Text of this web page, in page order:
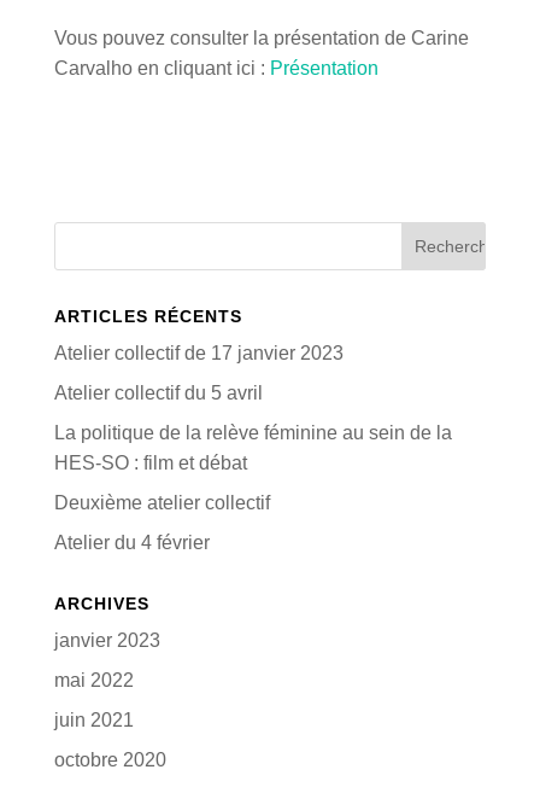
Vous pouvez consulter la présentation de Carine
Carvalho en cliquant ici : Présentation
ARTICLES RÉCENTS
Atelier collectif de 17 janvier 2023
Atelier collectif du 5 avril
La politique de la relève féminine au sein de la
HES-SO : film et débat
Deuxième atelier collectif
Atelier du 4 février
ARCHIVES
janvier 2023
mai 2022
juin 2021
octobre 2020